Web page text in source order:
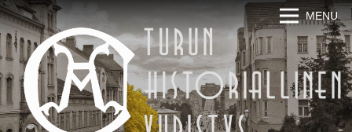
MENU